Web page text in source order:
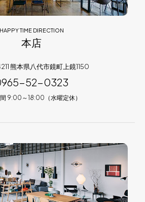
HAPPY TIME DIRECTION
本店
熊本県八代市鏡町上鏡1150
52-0323
9:00～18:00（水曜定休）